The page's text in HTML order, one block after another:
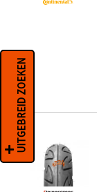
UITGEBREID ZOEKEN